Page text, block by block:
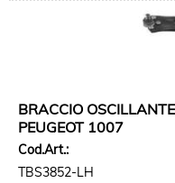
BRACCIO
PEUGEOT 1007
Cod.Art.:
TBS3852-LH